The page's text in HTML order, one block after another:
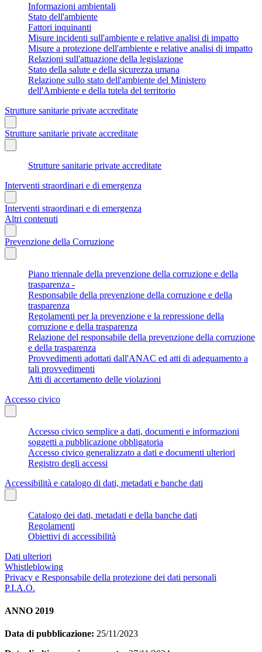
Informazioni ambientali
Stato dell'ambiente
Fattori inquinanti
Misure incidenti sull'ambiente e relative analisi di impatto
Misure a protezione dell'ambiente e relative analisi di impatto
Relazioni sull'attuazione della legislazione
Stato della salute e della sicurezza umana
Relazione sullo stato dell'ambiente del Ministero
dell'Ambiente e della tutela del territorio
Strutture sanitarie private accreditate
Strutture sanitarie private accreditate
Strutture sanitarie private accreditate
Interventi straordinari e di emergenza
Interventi straordinari e di emergenza
Altri contenuti
Prevenzione della Corruzione
Piano triennale della prevenzione della corruzione e della
trasparenza -
Responsabile della prevenzione della corruzione e della
trasparenza
Regolamenti per la prevenzione e la repressione della
corruzione e della trasparenza
Relazione del responsabile della prevenzione della corruzione
e della trasparenza
Provvedimenti adottati dall'ANAC ed atti di adeguamento a
tali provvedimenti
Atti di accertamento delle violazioni
Accesso civico
Accesso civico semplice a dati, documenti e informazioni
soggetti a pubblicazione obbligatoria
Accesso civico generalizzato a dati e documenti ulteriori
Registro degli accessi
Accessibilità e catalogo di dati, metadati e banche dati
Catalogo dei dati, metadati e della banche dati
Regolamenti
Obiettivi di accessibilità
Dati ulteriori
Whistleblowing
Privacy e Responsabile della protezione dei dati personali
P.I.A.O.
ANNO 2019
Data di pubblicazione: 25/11/2023